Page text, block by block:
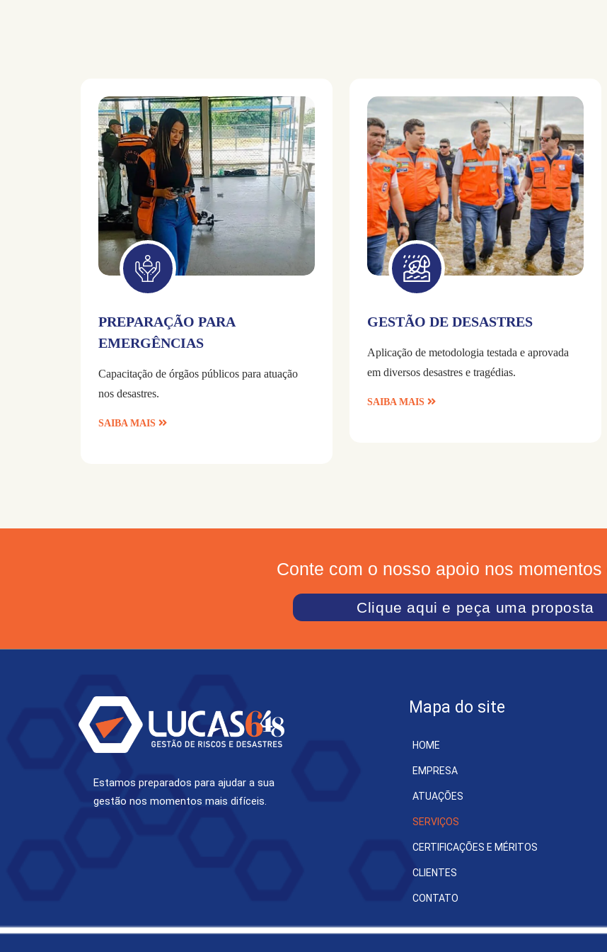
PREPARAÇÃO PARA
EMERGÊNCIAS
Capacitação de órgãos públicos para atuação
nos desastres.
SAIBA MAIS
GESTÃO DE DESASTRES
Aplicação de metodologia testada e aprovada
em diversos desastres e tragédias.
SAIBA MAIS
Conte com o nosso apoio nos momentos
Clique aqui e peça uma proposta
Estamos preparados para ajudar a sua
gestão nos momentos mais difíceis.
Mapa do site
HOME
EMPRESA
ATUAÇÕES
SERVIÇOS
CERTIFICAÇÕES E MÉRITOS
CLIENTES
CONTATO